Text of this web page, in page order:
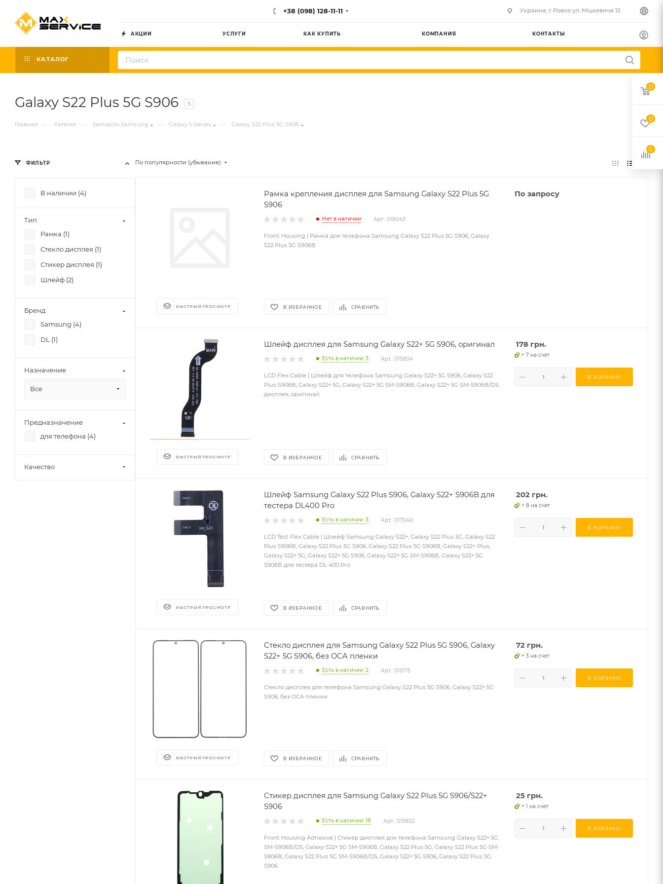
+38 (098) 128-11-11 Украина, г. Ровно ул. Міцкевича 12
АКЦИИ УСЛУГИ КАК КУПИТЬ КОМПАНИЯ КОНТАКТЫ
КАТАЛОГ
Galaxy S22 Plus 5G S906 5
Главная — Каталог — Запчасти Samsung — Galaxy S Series — Galaxy S22 Plus 5G S906
По популярности (убывание)
БЫСТРЫЙ ПРОСМОТР
Рамка крепления дисплея для Samsung Galaxy S22 Plus 5G
S906
Нет в наличии Арт.: 018043
Front Housing | Рамка для телефона Samsung Galaxy S22 Plus 5G S906, Galaxy
S22 Plus 5G S906B
В ИЗБРАННОЕ СРАВНИТЬ
По запросу
БЫСТРЫЙ ПРОСМОТР
Шлейф дисплея для Samsung Galaxy S22+ 5G S906, оригинал
Есть в наличии: 3 Арт.: 015804
LCD Flex Cable | Шлейф для телефона Samsung Galaxy S22+ 5G S906, Galaxy S22
Plus S906B, Galaxy S22+ 5G, Galaxy S22+ 5G SM-S906B, Galaxy S22+ 5G SM-S906B/DS
дисплея, оригинал
В ИЗБРАННОЕ СРАВНИТЬ
178 грн.
+ 7 на счет
В КОРЗИНУ
БЫСТРЫЙ ПРОСМОТР
Шлейф Samsung Galaxy S22 Plus S906, Galaxy S22+ S906B для
тестера DL400 Pro
Есть в наличии: 3 Арт.: 017040
LCD Test Flex Cable | Шлейф Samsung Galaxy S22+, Galaxy S22 Plus 5G, Galaxy S22
Plus S906B, Galaxy S22 Plus 5G S906, Galaxy S22 Plus 5G S906B, Galaxy S22+ Plus,
Galaxy S22+ 5G, Galaxy S22+ 5G S906, Galaxy S22+ 5G SM-S906B, Galaxy S22+ 5G
S906B для тестера DL 400 Pro
В ИЗБРАННОЕ СРАВНИТЬ
202 грн.
+ 8 на счет
В КОРЗИНУ
БЫСТРЫЙ ПРОСМОТР
Стекло дисплея для Samsung Galaxy S22 Plus 5G S906, Galaxy
S22+ 5G S906, без OCA пленки
Есть в наличии: 2 Арт.: 015175
Стекло дисплея для телефона Samsung Galaxy S22 Plus 5G S906, Galaxy S22+ 5G
S906, без OCA пленки
В ИЗБРАННОЕ СРАВНИТЬ
72 грн.
+ 3 на счет
В КОРЗИНУ
Стикер дисплея для Samsung Galaxy S22 Plus 5G S906/S22+
S906
Есть в наличии: 18 Арт.: 015802
Front Housing Adhesive | Стикер дисплея для телефона Samsung Galaxy S22+ 5G
SM-S906B/DS, Galaxy S22+ 5G SM-S906B, Galaxy S22 Plus 5G, Galaxy S22 Plus 5G SM-
S906B, Galaxy S22 Plus 5G SM-S906B/DS, Galaxy S22+ 5G S906, Galaxy S22 Plus 5G
S906
25 грн.
+ 1 на счет
В КОРЗИНУ
ФИЛЬТР
В наличии (4)
Тип
Рамка (1)
Стекло дисплея (1)
Стикер дисплея (1)
Шлейф (2)
Бренд
Samsung (4)
DL (1)
Назначение
Все
Предназначение
для телефона (4)
Качество
0
0
0